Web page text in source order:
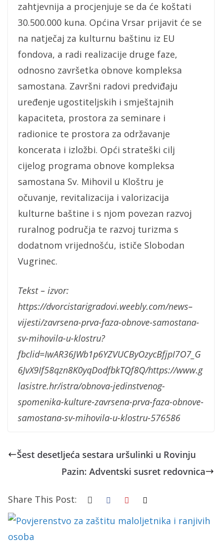
zahtjevnija a procjenjuje se da će koštati
30.500.000 kuna. Općina Vrsar prijavit će se
na natječaj za kulturnu baštinu iz EU
fondova, a radi realizacije druge faze,
odnosno završetka obnove kompleksa
samostana. Završni radovi predviđaju
uređenje ugostiteljskih i smještajnih
kapaciteta, prostora za seminare i
radionice te prostora za održavanje
koncerata i izložbi. Opći strateški cilj
cijelog programa obnove kompleksa
samostana Sv. Mihovil u Kloštru je
očuvanje, revitalizacija i valorizacija
kulturne baštine i s njom povezan razvoj
ruralnog područja te razvoj turizma s
dodatnom vrijednošću, ističe Slobodan
Vugrinec.
Tekst – izvor:
https://dvorcistarigradovi.weebly.com/news–
vijesti/zavrsena-prva-faza-obnove-samostana-
sv-mihovila-u-klostru?
fbclid=IwAR36JWb1p6YZVUCByOzycBfjpI7O7_G
6JvX9If58qzn8K0yqDodfbkTQf8Q/https://www.g
lasistre.hr/istra/obnova-jedinstvenog-
spomenika-kulture-zavrsena-prva-faza-obnove-
samostana-sv-mihovila-u-klostru-576586
Šest desetljeća sestara uršulinki u Rovinju
Pazin: Adventski susret redovnica
Share This Post: